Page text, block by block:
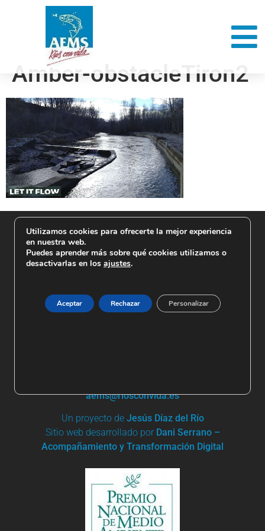
Amber-obstacleTiron2
aems@riosconvida.es
Un proyecto de Jesús Díaz del Río
Sitio web desarrollado por Dani Serrano –
Acompañamiento y Transformación Digital
Utilizamos cookies para ofrecerte la mejor experiencia
en nuestra web.
Puedes aprender más sobre qué cookies utilizamos o
desactivarlas en los ajustes.
Aceptar Rechazar Personalizar